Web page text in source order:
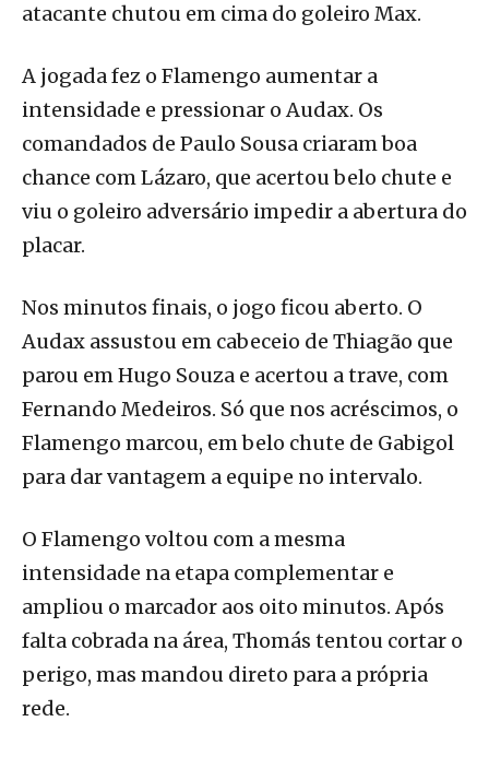
atacante chutou em cima do goleiro Max.
A jogada fez o Flamengo aumentar a
intensidade e pressionar o Audax. Os
comandados de Paulo Sousa criaram boa
chance com Lázaro, que acertou belo chute e
viu o goleiro adversário impedir a abertura do
placar.
Nos minutos finais, o jogo ficou aberto. O
Audax assustou em cabeceio de Thiagão que
parou em Hugo Souza e acertou a trave, com
Fernando Medeiros. Só que nos acréscimos, o
Flamengo marcou, em belo chute de Gabigol
para dar vantagem a equipe no intervalo.
O Flamengo voltou com a mesma
intensidade na etapa complementar e
ampliou o marcador aos oito minutos. Após
falta cobrada na área, Thomás tentou cortar o
perigo, mas mandou direto para a própria
rede.